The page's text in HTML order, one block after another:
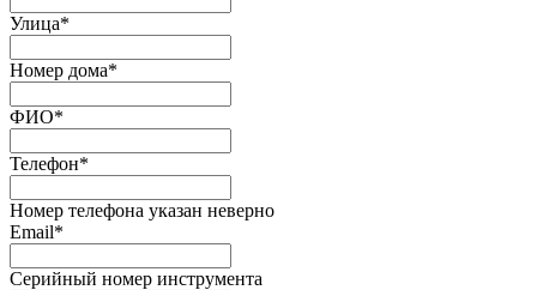
Улица*
Номер дома*
ФИО*
Телефон*
Номер телефона указан неверно
Email*
Серийный номер инструмента